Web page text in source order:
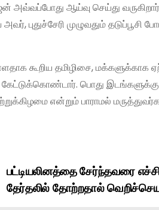
அவ்வப்போது ஆய்வு செய்து
அவர், புதுச்சேரி முழுவதும்
கூறிய தமிழிசை, மக்களுக்காக
பொது இடங்களுக்கு
என்றும் பாராமல்
பட்டியலினத்தை சேர்ந்தவரை
தேர்தலில் தோற்றதால்